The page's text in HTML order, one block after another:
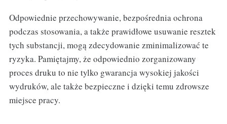
Odpowiednie przechowywanie, bezpośrednia ochrona
podczas stosowania, a także prawidłowe usuwanie resztek
tych substancji, mogą zdecydowanie zminimalizować te
ryzyka. Pamiętajmy, że odpowiednio zorganizowany
proces druku to nie tylko gwarancja wysokiej jakości
wydruków, ale także bezpieczne i dzięki temu zdrowsze
miejsce pracy.